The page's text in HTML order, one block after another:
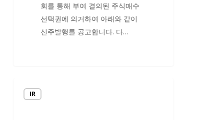
회를 통해 부여 결의된 주식매수
선택권에 의거하여 아래와 같이
신주발행를 공고합니다. 다…
IR